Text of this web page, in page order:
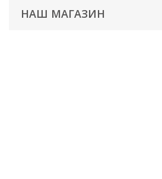
НАШ МАГАЗИН